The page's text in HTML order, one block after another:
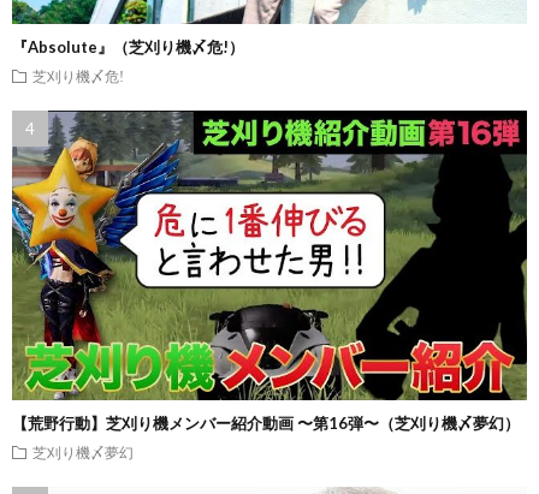
『Absolute』（芝刈り機〆危!）
芝刈り機〆危!
【荒野行動】芝刈り機メンバー紹介動画 〜第16弾〜（芝刈り機〆夢幻）
芝刈り機〆夢幻